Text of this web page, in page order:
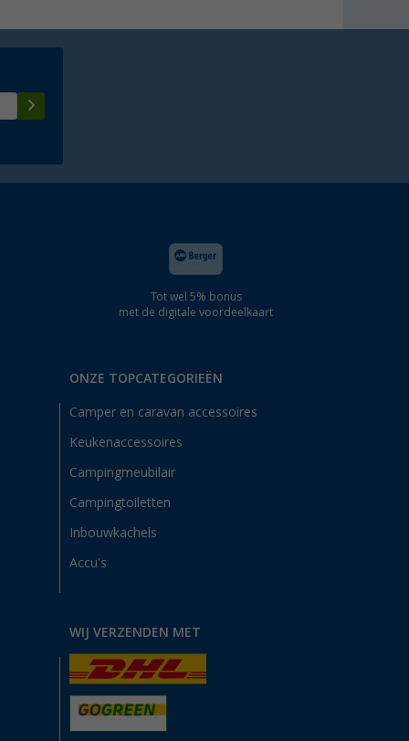
Tot wel 5% bonus
met de digitale voordeelkaart
ONZE TOPCATEGORIEËN
Camper en caravan accessoires
Keukenaccessoires
Campingmeubilair
Campingtoiletten
Inbouwkachels
Accu's
WIJ VERZENDEN MET